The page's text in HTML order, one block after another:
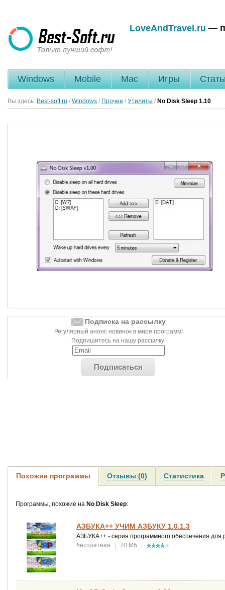
LoveAndTravel.ru —
Windows Mobile Mac Игры
Вы здесь: Best-soft.ru / Windows / Прочее / Утилиты / No Disk Sleep 1.10
Подписка на рассылку
Регулярный анонс новинок в мире программ!
Подпишитесь на нашу рассылку!
Подписаться
Похожие программы Отзывы (0) Статистика
Программы, похожие на No Disk Sleep:
АЗБУКА++ УЧИМ АЗБУКУ 1.0.1.3
АЗБУКА++ - серия программного обеспечения для
бесплатная
| 70 Мб |